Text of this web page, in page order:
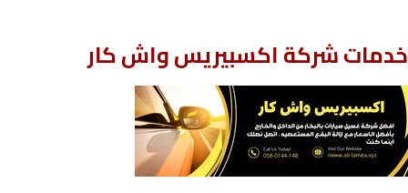
خدمات شركة اكسبيريس واش كار